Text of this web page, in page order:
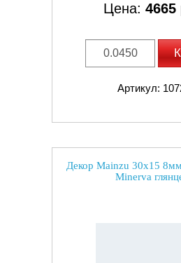
Цена: 4665
Артикул:
Декор Mainzu 30x15
Minerva